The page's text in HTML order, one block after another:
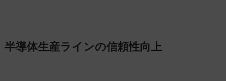
半導体生産ラインの信頼性向上